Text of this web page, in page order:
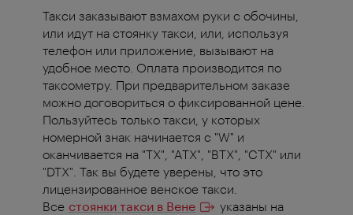
Такси заказывают взмахом руки с обочины,
или идут на стоянку такси, или, используя
телефон или приложение, вызывают на
удобное место. Оплата производится по
таксометру. При предварительном заказе
можно договориться о фиксированной цене.
Пользуйтесь только такси, у которых
номерной знак начинается с "W" и
оканчивается на "TX", "ATX", "BTX", "CTX" или
"DTX". Так вы будете уверены, что это
лицензированное венское такси.
Все стоянки такси в Вене
указаны на